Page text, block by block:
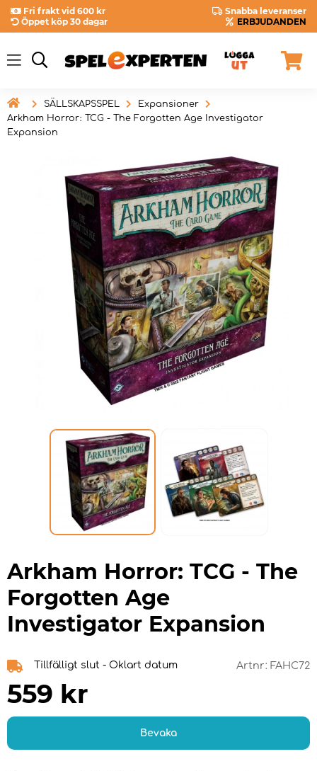
Fri frakt vid 600 kr
Snabba leveranser
Öppet köp 30 dagar
ERBJUDANDEN
 SÄLLSKAPSSPEL
Expansioner
Arkham Horror: TCG - The Forgotten Age Investigator
Expansion
Arkham Horror: TCG - The
Forgotten Age
Investigator Expansion
Tillfälligt slut - Oklart datum Artnr: FAHC72
559 kr
Bevaka